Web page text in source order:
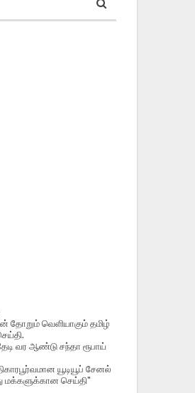
தோறும் வெளியாகும் தமிழ்
வர ஆண்டு சந்தா ரூபாய்
யூடியூப் சேனல்
மக்களுக்கான செய்தி"